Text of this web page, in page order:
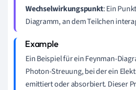
Wechselwirkungspunkt: Ein
Diagramm, an dem Teilchen
Ein Beispiel für ein Feynman-
Photon-Streuung, bei der ein
emittiert oder absorbiert. Dieser